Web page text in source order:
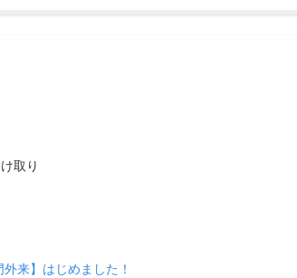
取り
来】はじめました！